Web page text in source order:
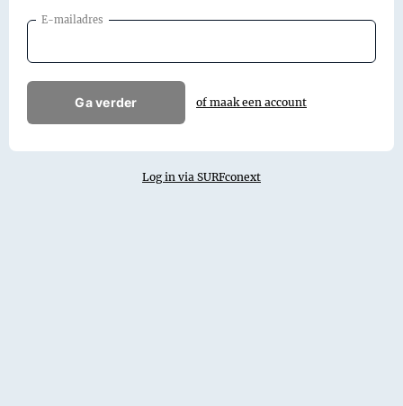
E-mailadres
Ga verder of maak een account
Log in via SURFconext